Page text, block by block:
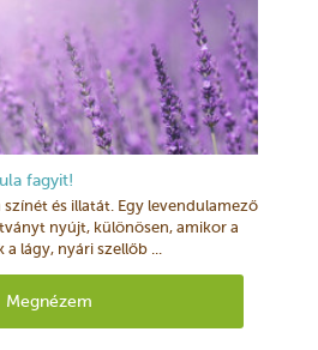
fagyit!
és illatát. Egy levendulamező
nyújt, különösen, amikor a
lágy, nyári szellőb ...
Megnézem